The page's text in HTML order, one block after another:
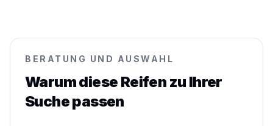
BERATUNG UND AUSWAHL
Warum diese Reifen zu Ihrer
Suche passen